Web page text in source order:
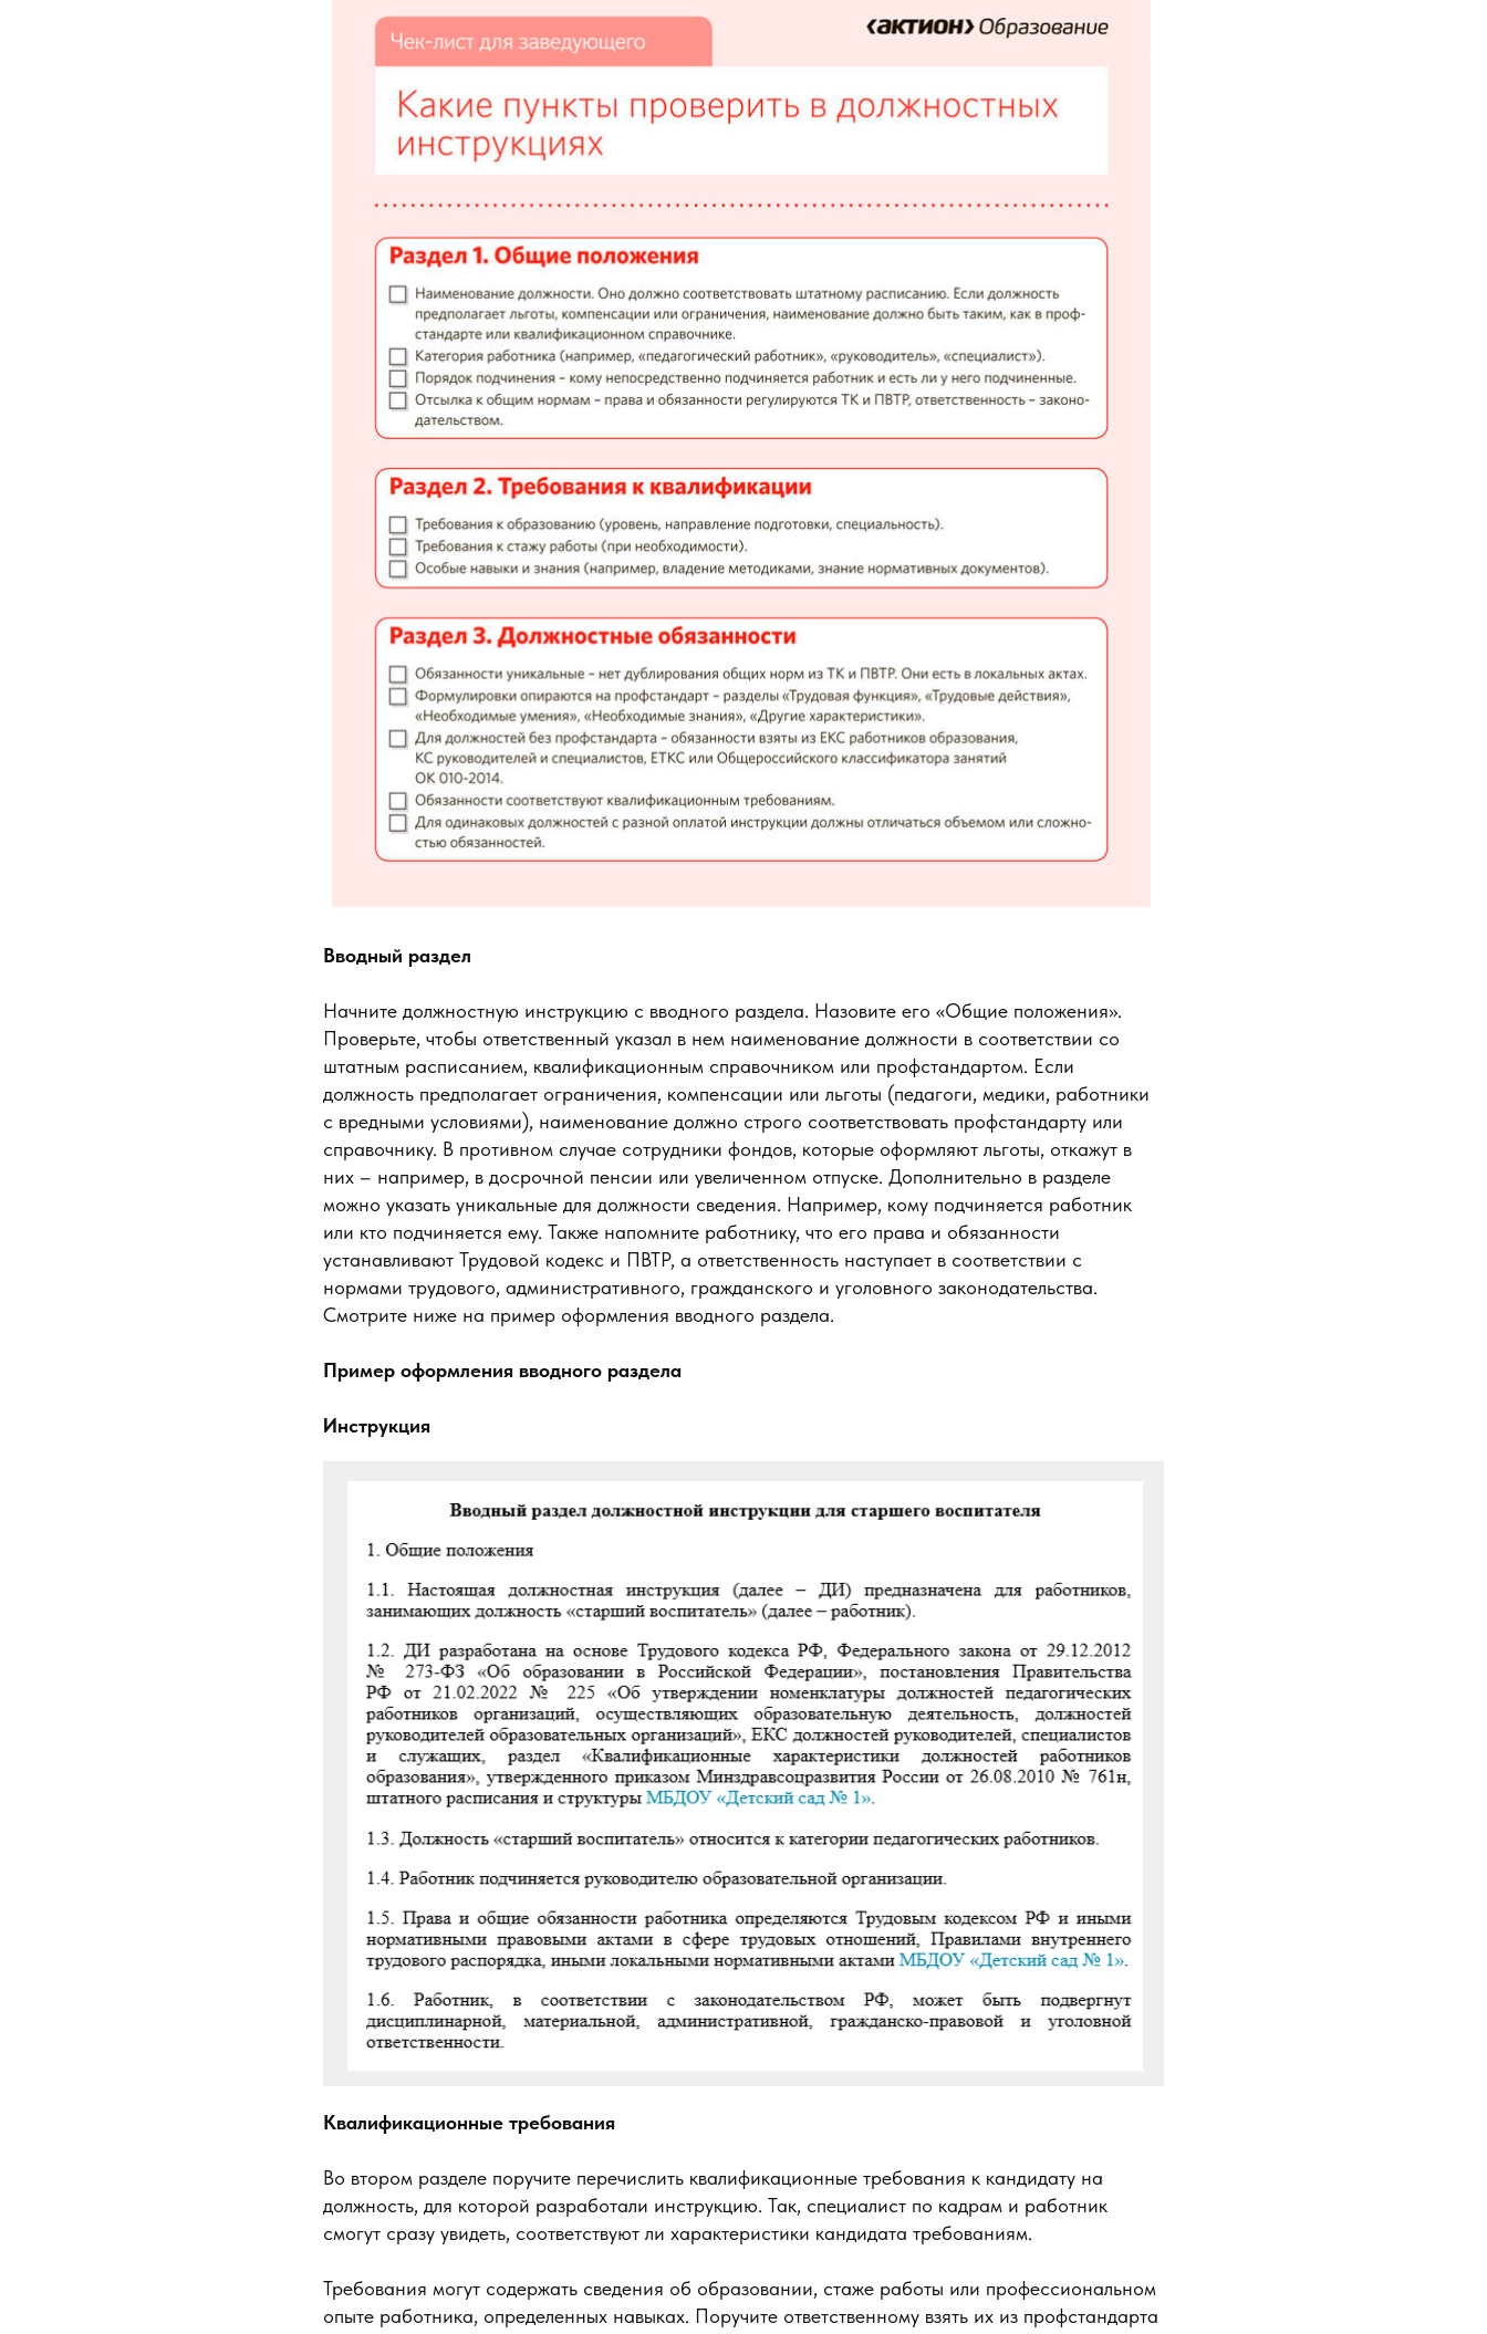
Вводный раздел
Начните должностную инструкцию с вводного раздела. Назовите его «Общие положения».
Проверьте, чтобы ответственный указал в нем наименование должности в соответствии со
штатным расписанием, квалификационным справочником или профстандартом. Если
должность предполагает ограничения, компенсации или льготы (педагоги, медики, работники
с вредными условиями), наименование должно строго соответствовать профстандарту или
справочнику. В противном случае сотрудники фондов, которые оформляют льготы, откажут в
них – например, в досрочной пенсии или увеличенном отпуске. Дополнительно в разделе
можно указать уникальные для должности сведения. Например, кому подчиняется работник
или кто подчиняется ему. Также напомните работнику, что его права и обязанности
устанавливают Трудовой кодекс и ПВТР, а ответственность наступает в соответствии с
нормами трудового, административного, гражданского и уголовного законодательства.
Смотрите ниже на пример оформления вводного раздела.
Пример оформления вводного раздела
Инструкция
Квалификационные требования
Во втором разделе поручите перечислить квалификационные требования к кандидату на
должность, для которой разработали инструкцию. Так, специалист по кадрам и работник
смогут сразу увидеть, соответствуют ли характеристики кандидата требованиям.
Требования могут содержать сведения об образовании, стаже работы или профессиональном
опыте работника, определенных навыках. Поручите ответственному взять их из профстандарта